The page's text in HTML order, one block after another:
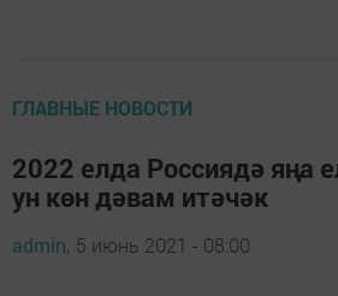
ГЛАВНЫЕ НОВОСТИ
2022 елда Россиядә яңа
ун көн дәвам итәчәк
admin, 5 июнь 2021 - 08:00